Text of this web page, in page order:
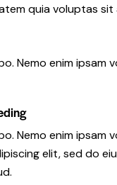
quia voluptas
Nemo enim
Nemo enim
elit, sed do